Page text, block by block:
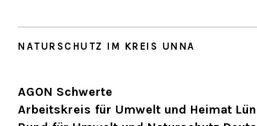
NATURSCHUTZ IM KREIS UNNA
AGON Schwerte
Arbeitskreis für Umwelt und Heimat